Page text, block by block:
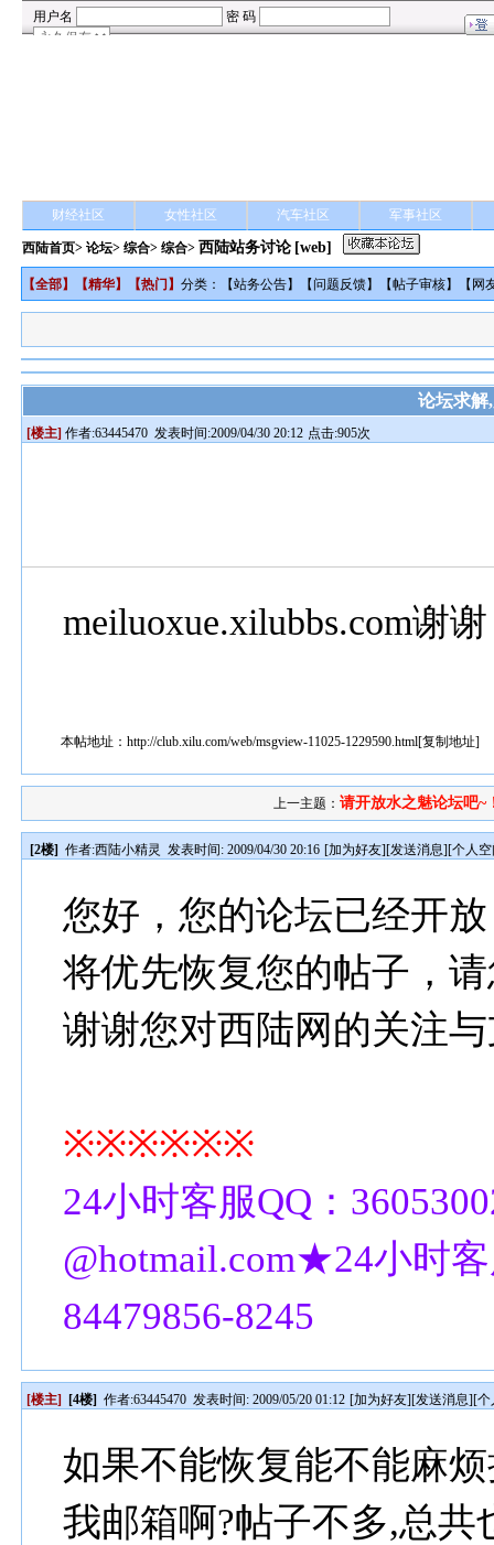
财经社区 女性社区 汽车社区 军事社区
西陆首页>论坛>综合> 综合> 西陆站务讨论 [web]
【全部】【精华】【热门 】分类：【站务公告】【问题反馈】【帖子审核】【 网
论坛求解
[楼主] 作者:63445470 发表时间:2009/04/30 20:12 点击:905次
meiluoxue.xilubbs.com谢谢
本帖地址：http://club.xilu.com/web/msgview-11025-1229590.html[复制地址]
上一主题：请开放水之魅论坛吧~
[2楼] 作者:西陆小精灵 发表时间: 2009/04/30 20:16 [加为好友][发送消息][个人
您好，您的论坛已经开
将优先恢复您的帖子，
谢谢您对西陆网的关注
※※※※※※
24小时客服QQ：
@hotmail.com★24小时
84479856-8245
[楼主] [4楼] 作者:63445470 发表时间: 2009/05/20 01:12 [加为好友][发送消息][个
如果不能恢复能不能麻
我邮箱啊?帖子不多,总